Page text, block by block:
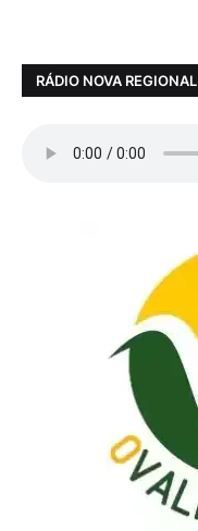
RÁDIO NOVA REGIONAL